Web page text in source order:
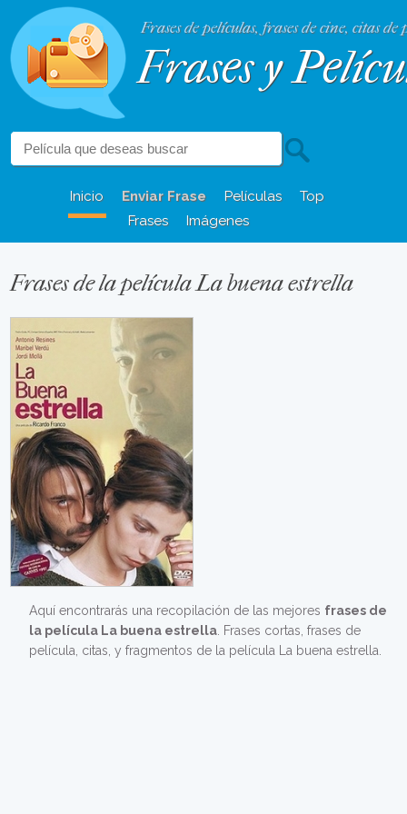
Frases de películas, frases de cine, citas de
Frases y
Inicio Enviar Frase Películas
Top
Frases
Imágenes
Frases de la película La buena estrella
Aquí encontrarás una recopilación de las mejores frases de
la película La buena estrella . Frases cortas, frases de
película, citas, y fragmentos de la película La buena estrella.